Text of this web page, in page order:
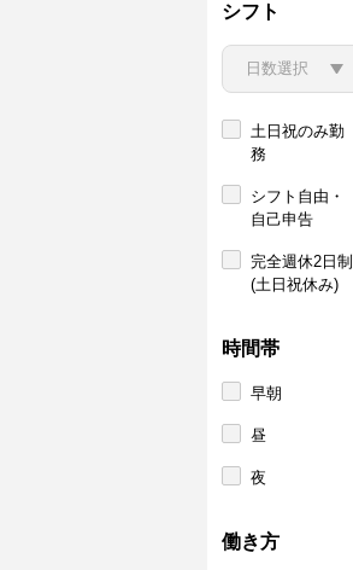
シフト
土日祝のみ勤
務
シフト自由・
自己申告
完全週休2日制
(土日祝休み)
時間帯
早朝
昼
夜
働き方